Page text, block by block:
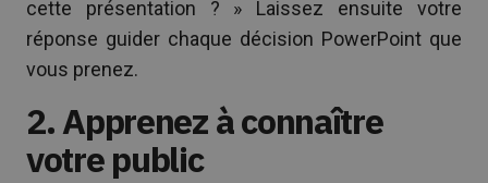
cette présentation ? » Laissez ensuite votre
réponse guider chaque décision PowerPoint que
vous prenez.
2. Apprenez à connaître
votre public